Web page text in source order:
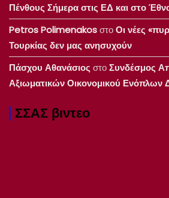
Πένθους Σήμερα στις ΕΔ και στο
Petros PolimenakosστοΟι νέες
Τουρκίας δεν μας ανησυχούν
Πάσχου Αθανάσιος στοΣυνδέσμος
Αξιωματικών Οικονομικού Ενόπλων
ΣΣΑΣ βιντεο